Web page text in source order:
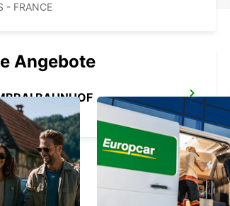
- FRANCE
BAHNHOF
- FRANCE
Angebote